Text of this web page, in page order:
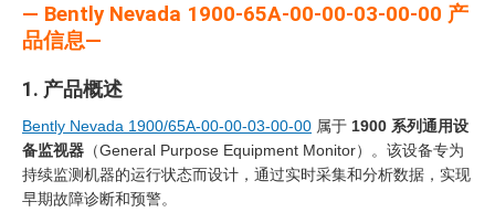
— Bently Nevada 1900-65A-00-00-03-00-00 产
品信息—
1. 产品概述
Bently Nevada 1900/65A-00-00-03-00-00 属于 1900 系列通用设
备监视器 （General Purpose Equipment Monitor）。该设备专为
持续监测机器的运行状态而设计，通过实时采集和分析数据，实现
早期故障诊断和预警。